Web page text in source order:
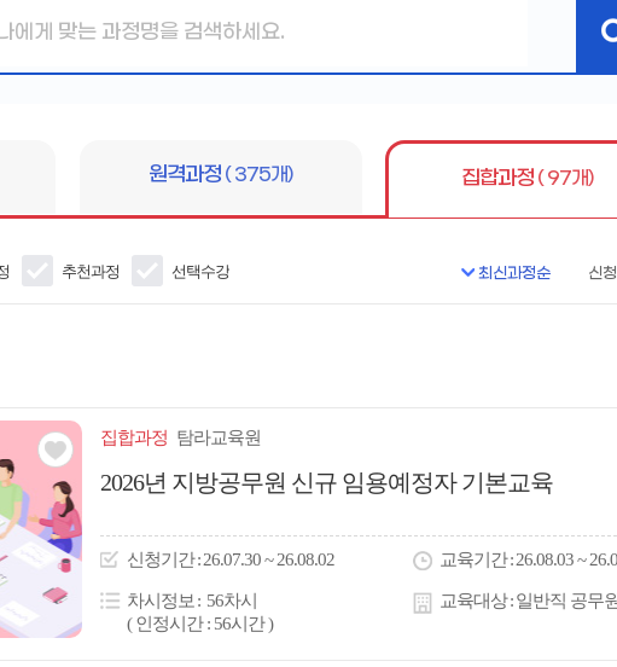
원격과정 ( 375개) 집합과정 ( 97개)
추천과정 선택수강 최신과정순 신
집합과정 탐라교육원
관심
아
이
2026년 지방공무원 신규 임용예정자 기본교육
신청기간 26.07.30 ~ 26.08.02 교육기간 26.08.03 ~
차시정보
56차시
( 인정시간 : 56시간 )
교육대상 일반직 공무